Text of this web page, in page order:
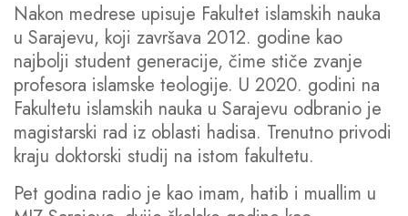
Nakon medrese upisuje Fakultet islamskih nauka
u Sarajevu, koji završava 2012. godine kao
najbolji student generacije, čime stiče zvanje
profesora islamske teologije. U 2020. godini na
Fakultetu islamskih nauka u Sarajevu odbranio je
magistarski rad iz oblasti hadisa. Trenutno privodi
kraju doktorski studij na istom fakultetu.
Pet godina radio je kao imam, hatib i muallim u